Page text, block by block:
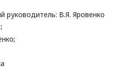
руководитель: В.Я. Яровенко